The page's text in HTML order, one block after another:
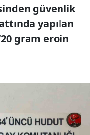
güvenlik
yapılan
gram eroin